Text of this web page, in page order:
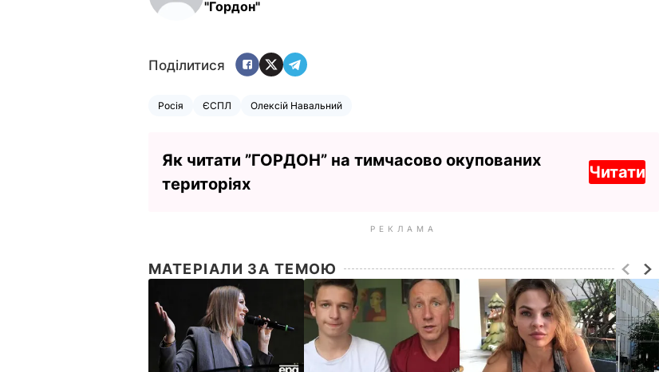
"Гордон"
Поділитися
Росія ЄСПЛ Олексій Навальний
Як читати ”ГОРДОН” на тимчасово окупованих
територіях
Читати
РЕКЛАМА
МАТЕРІАЛИ ЗА ТЕМОЮ